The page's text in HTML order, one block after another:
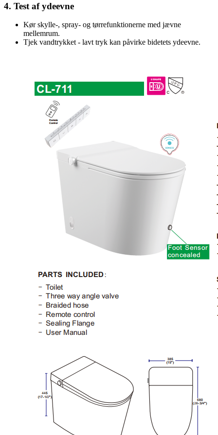
4. Test af ydeevne
Kør skylle-, spray- og tørrefunktionerne med jævne
mellemrum.
Tjek vandtrykket - lavt tryk kan påvirke bidetets ydeevne.